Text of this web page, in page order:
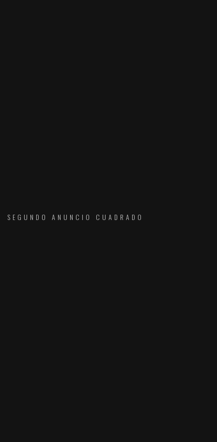
SEGUNDO ANUNCIO CUADRADO